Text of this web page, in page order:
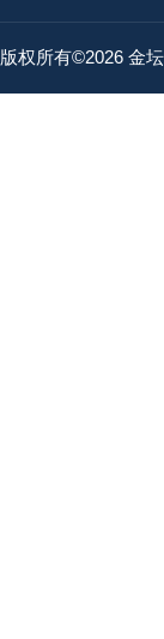
版权所有©2026 金